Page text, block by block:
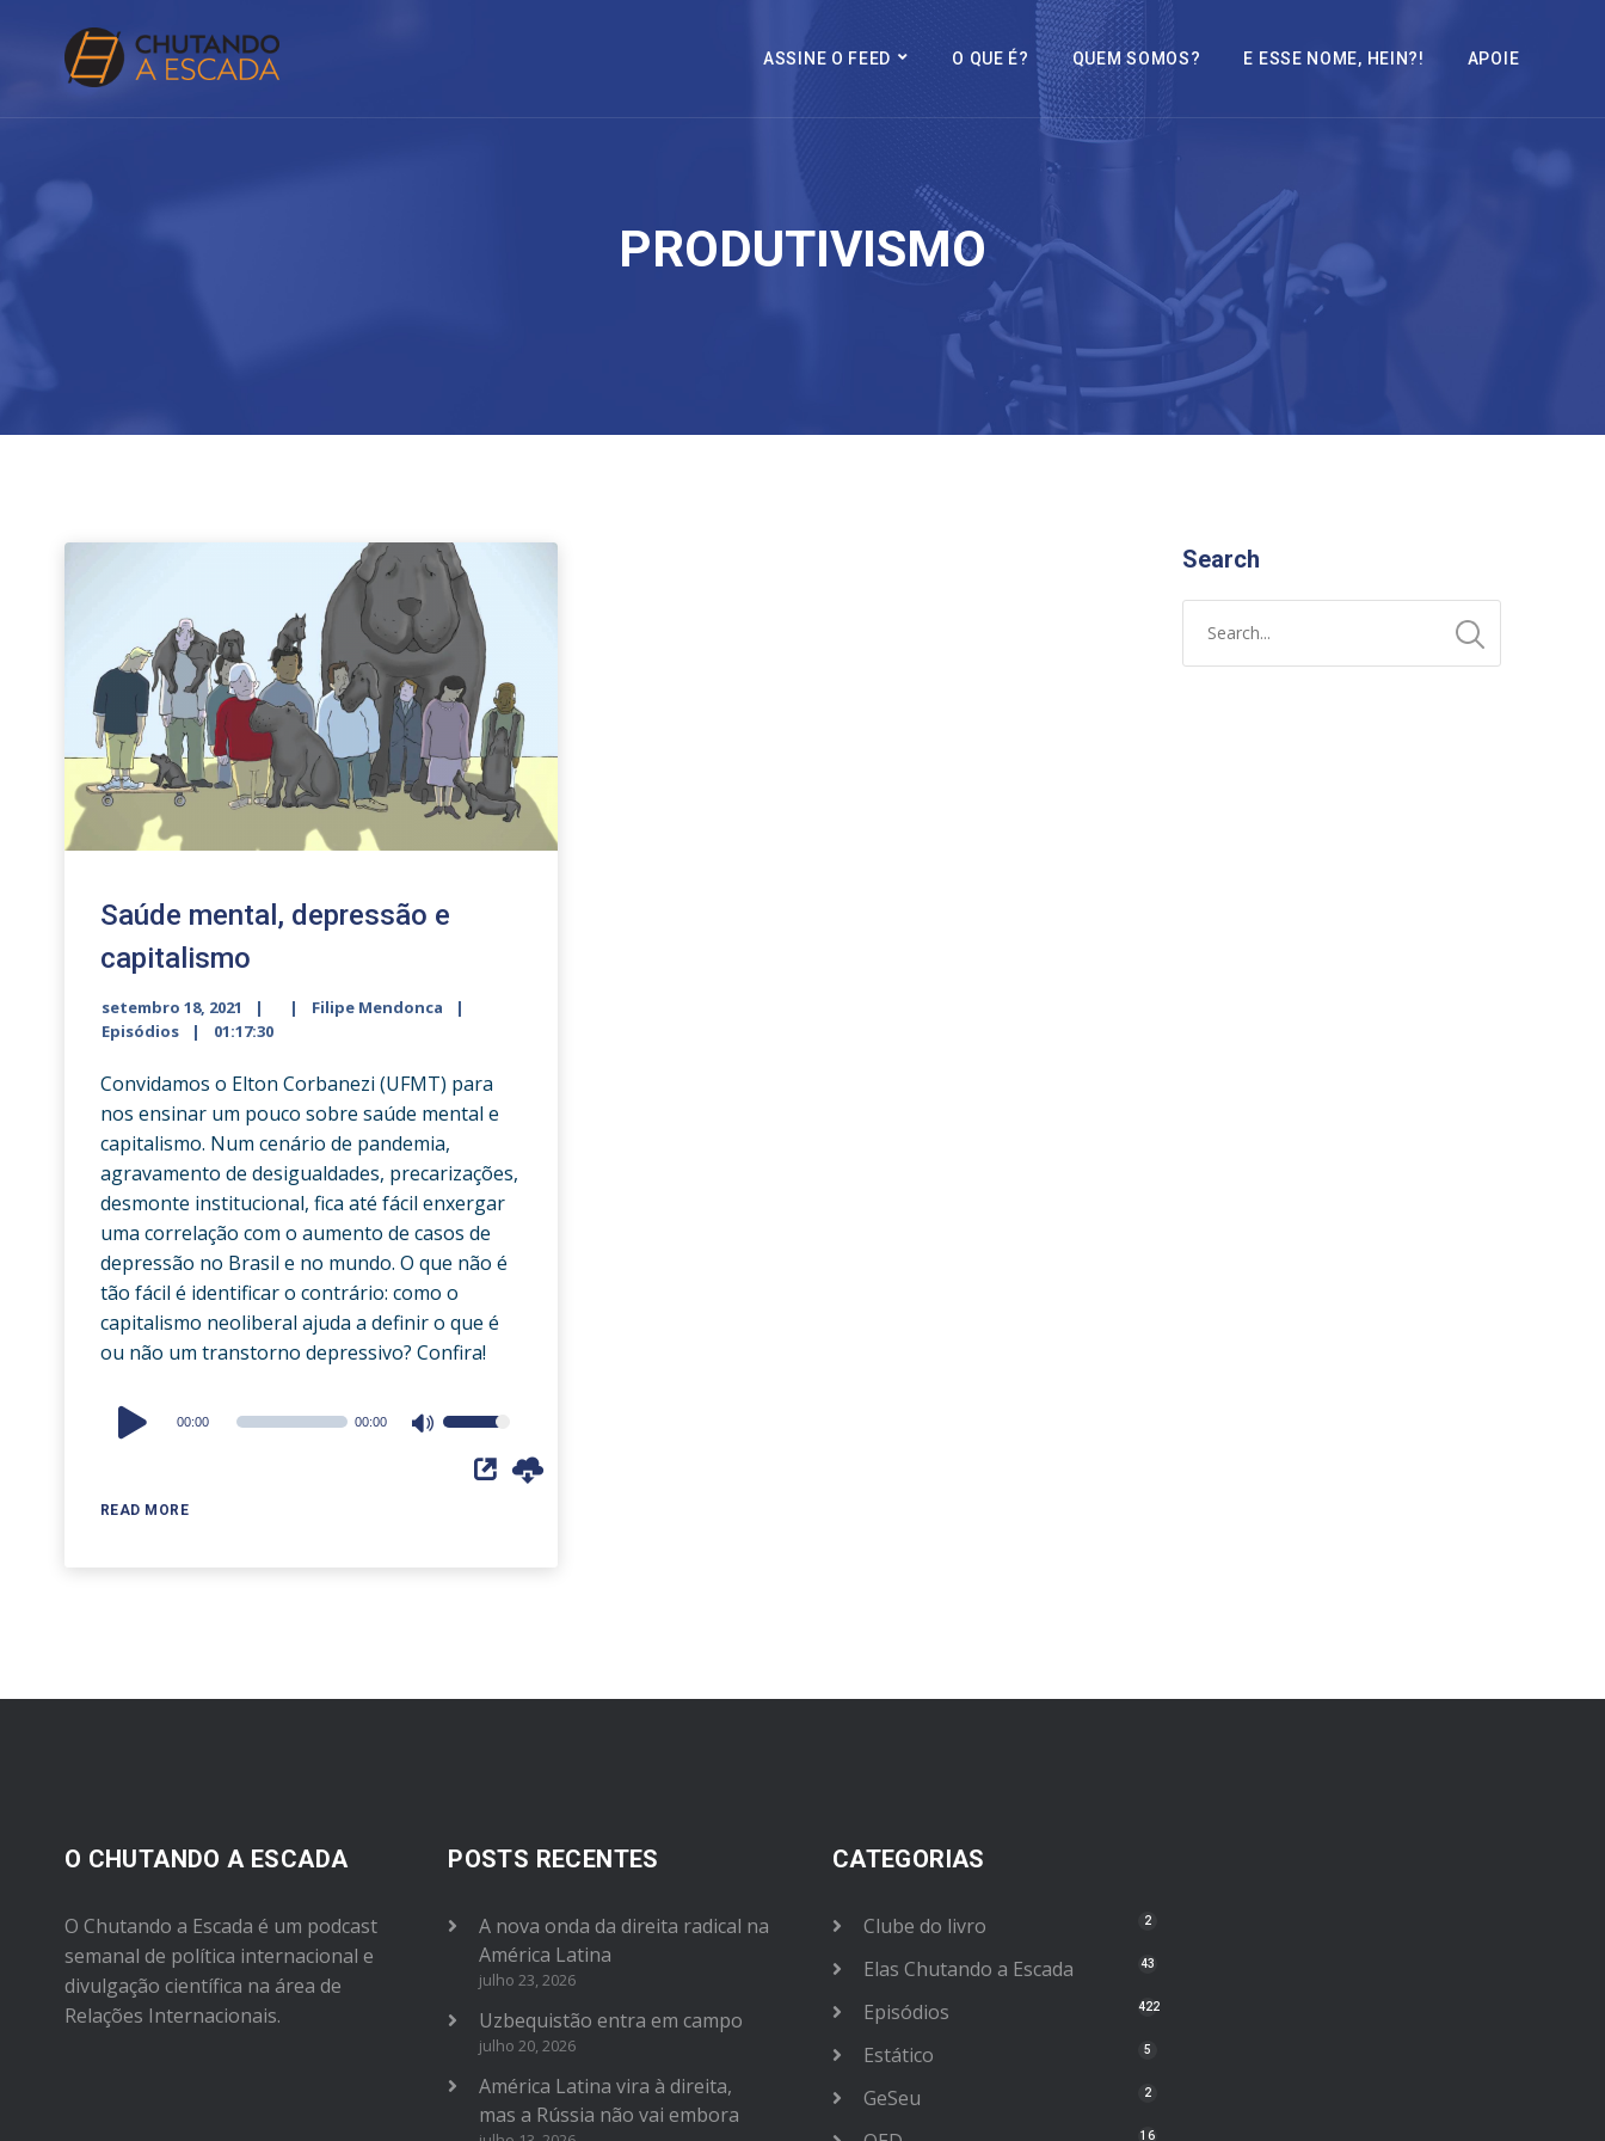
ASSINE O FEED O QUE É? QUEM SOMOS? E ESSE NOME, HEIN?! APOIE
PRODUTIVISMO
Saúde mental, depressão e
capitalismo
setembro 18, 2021
Filipe Mendonca
Episódios
01:17:30
Convidamos o Elton Corbanezi (UFMT) para
nos ensinar um pouco sobre saúde mental e
capitalismo. Num cenário de pandemia,
agravamento de desigualdades, precarizações,
desmonte institucional, fica até fácil enxergar
uma correlação com o aumento de casos de
depressão no Brasil e no mundo. O que não é
tão fácil é identificar o contrário: como o
capitalismo neoliberal ajuda a definir o que é
ou não um transtorno depressivo? Confira!
READ MORE
Audio
Player
00:00 00:00
Use
Up/Down
Search
O CHUTANDO A ESCADA
O Chutando a Escada é um podcast
semanal de política internacional e
divulgação científica na área de
Relações Internacionais.
POSTS RECENTES
A nova onda da direita radical na
América Latina
julho 23, 2026
Uzbequistão entra em campo
julho 20, 2026
América Latina vira à direita,
mas a Rússia não vai embora
CATEGORIAS
Clube do livro 2
Elas Chutando a Escada 43
Episódios 422
Estático 5
GeSeu 2
16